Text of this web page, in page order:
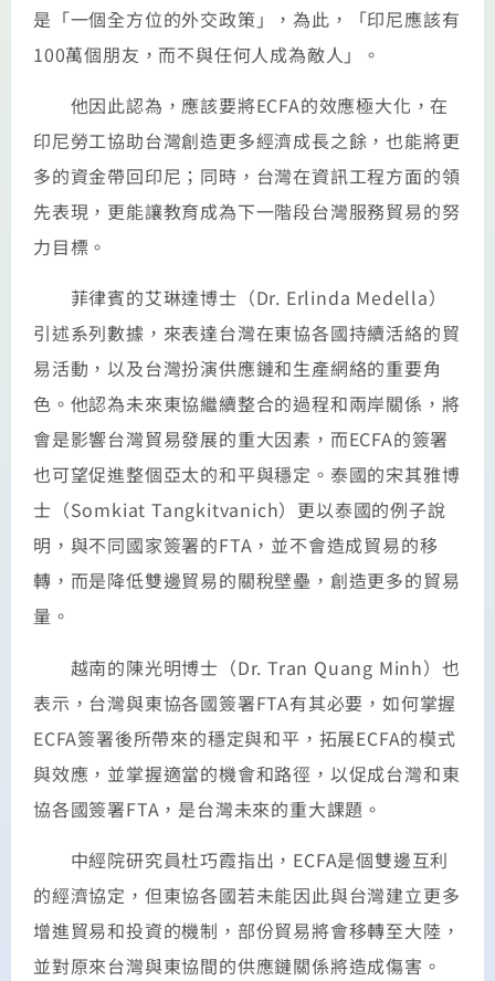
是「一個全方位的外交政策」，為此，「印尼應該有
100萬個朋友，而不與任何人成為敵人」。
他因此認為，應該要將ECFA的效應極大化，在
印尼勞工協助台灣創造更多經濟成長之餘，也能將更
多的資金帶回印尼；同時，台灣在資訊工程方面的領
先表現，更能讓教育成為下一階段台灣服務貿易的努
力目標。
菲律賓的艾琳達博士（Dr. Erlinda Medella）
引述系列數據，來表達台灣在東協各國持續活絡的貿
易活動，以及台灣扮演供應鏈和生產網絡的重要角
色。他認為未來東協繼續整合的過程和兩岸關係，將
會是影響台灣貿易發展的重大因素，而ECFA的簽署
也可望促進整個亞太的和平與穩定。泰國的宋其雅博
士（Somkiat Tangkitvanich）更以泰國的例子說
明，與不同國家簽署的FTA，並不會造成貿易的移
轉，而是降低雙邊貿易的關稅壁壘，創造更多的貿易
量。
越南的陳光明博士（Dr. Tran Quang Minh）也
表示，台灣與東協各國簽署FTA有其必要，如何掌握
ECFA簽署後所帶來的穩定與和平，拓展ECFA的模式
與效應，並掌握適當的機會和路徑，以促成台灣和東
協各國簽署FTA，是台灣未來的重大課題。
中經院研究員杜巧霞指出，ECFA是個雙邊互利
的經濟協定，但東協各國若未能因此與台灣建立更多
增進貿易和投資的機制，部份貿易將會移轉至大陸，
並對原來台灣與東協間的供應鏈關係將造成傷害。